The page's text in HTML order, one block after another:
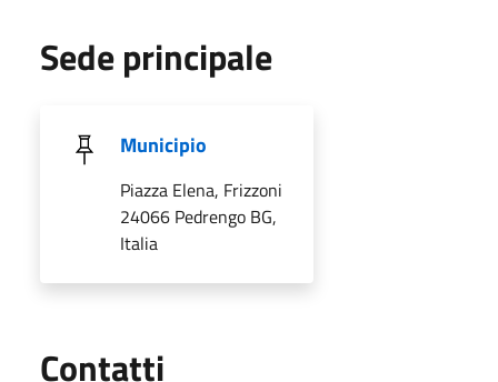
Sede principale
Municipio
Piazza Elena, Frizzoni
24066 Pedrengo BG,
Italia
Contatti